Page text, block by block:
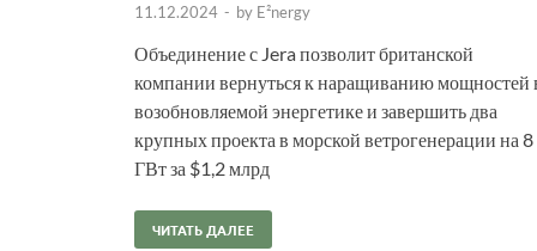
11.12.2024 - by E²nergy
Объединение с Jera позволит британской
компании вернуться к наращиванию мощностей
возобновляемой энергетике и завершить два
крупных проекта в морской ветрогенерации на 8
ГВт за $1,2 млрд
ЧИТАТЬ ДАЛЕЕ